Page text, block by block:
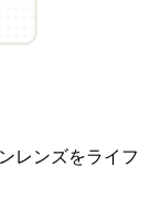
レンズをライフ